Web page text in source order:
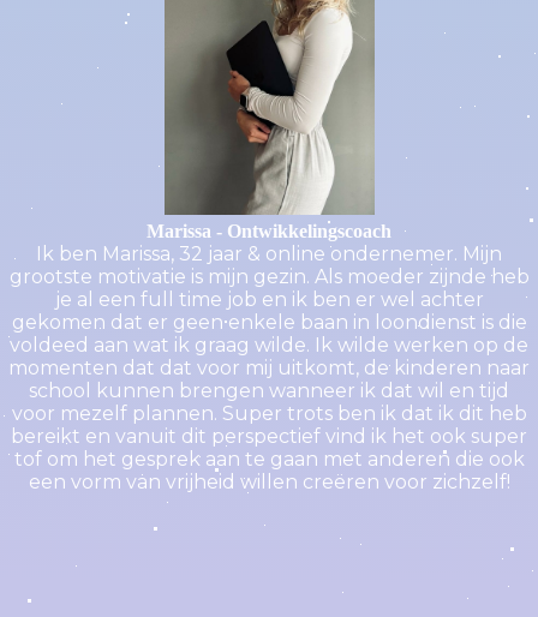
Marissa - Ontwikkelingscoach
Ik ben Marissa, 32 jaar & online ondernemer. Mijn
grootste motivatie is mijn gezin. Als moeder zijnde heb
je al een full time job en ik ben er wel achter
gekomen dat er geen enkele baan in loondienst is die
voldeed aan wat ik graag wilde. Ik wilde werken op de
momenten dat dat voor mij uitkomt, de kinderen naar
school kunnen brengen wanneer ik dat wil en tijd
voor mezelf plannen. Super trots ben ik dat ik dit heb
bereikt en vanuit dit perspectief vind ik het ook super
tof om het gesprek aan te gaan met anderen die ook
een vorm van vrijheid willen creëren voor zichzelf!